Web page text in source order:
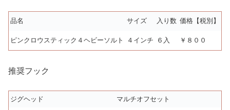
品名 サイズ 入り数 価格【税別】
ピンクロウスティック４ヘビーソルト ４インチ ６入 ￥８００
推奨フック
ジグヘッド マルチオフセット